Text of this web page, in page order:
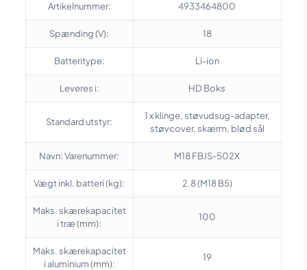
Artikelnummer: 4933464800
Spænding (V): 18
Batteritype: Li-ion
Leveres i: HD Boks
Standard utstyr:
1 x klinge, støvudsug-adapter,
støvcover, skærm, blød sål
Navn: Varenummer: M18 FBJS-502X
Vægt inkl. batteri (kg): 2.8 (M18 B5)
Maks. skærekapacitet
i træ (mm):
100
Maks. skærekapacitet
i aluminium (mm):
19